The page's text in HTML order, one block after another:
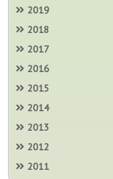
2019
2018
2017
2016
2015
2014
2013
2012
2011